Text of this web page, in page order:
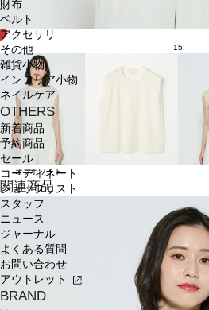
財布
ベルト
アクセサリ
その他
雑貨小物
インテリア小物
ネイルケア
OTHERS
新着商品
予約商品
セール
コーディネート
ショップリスト
スタッフ
ニュース
ジャーナル
よくある質問
お問い合わせ
アウトレット
BRAND
15
オフホワイト
関連商品